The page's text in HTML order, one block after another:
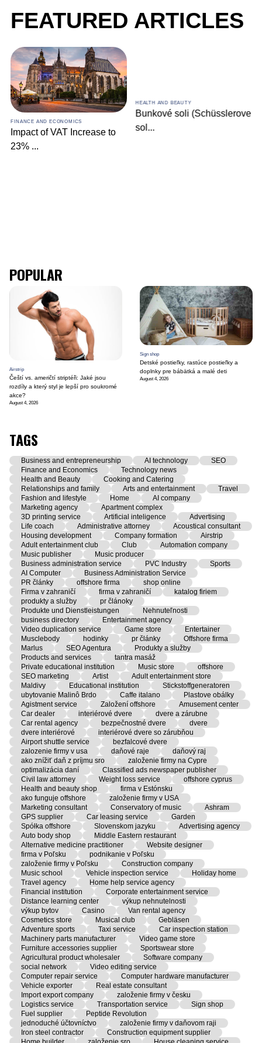
FEATURED ARTICLES
FINANCE AND ECONOMICS
Impact of VAT Increase to
23% ...
HEALTH AND BEAUTY
Bunkové soli (Schüsslerove
sol ...
POPULAR
Airstrip
Čeští vs. američtí striptéři: Jaké jsou
rozdíly a který styl je lepší pro soukromé
akce?
August 4, 2026
Sign shop
Detské postieľky, rastúce postieľky a
doplnky pre bábätká a malé deti
August 4, 2026
TAGS
Business and entrepreneurship AI technology
SEO
Finance and Economics
Technology news
Health and Beauty
Cooking and Catering
Relationships and family
Arts and entertainment
Travel
Fashion and lifestyle
Home
AI company
Marketing agency
Apartment complex
3D printing service
Artificial inteligence
Advertising
Life coach
Administrative attorney
Acoustical consultant
Housing development
Company formation
Airstrip
Adult entertainment club
Club
Automation company
Music publisher
Music producer
Business administration service
PVC Industry
Sports
AI Computer
Business Administration Service
PR články
offshore firma
shop online
Firma v zahraničí
firma v zahraničí
katalog firiem
produkty a služby
pr článoky
Produkte und Dienstleistungen
Nehnuteľnosti
business directory
Entertainment agency
Video duplication service
Game store
Entertainer
Musclebody
hodinky pr články
Offshore firma
Marlus
SEO Agentura
Produkty a služby
Products and services
tantra masáž
Private educational institution
Music store
offshore
SEO marketing
Artist
Adult entertainment store
Maldivy
Educational institution
Stickstoffgeneratoren
ubytovanie Malinô Brdo
Caffe italano
Plastove obálky
Agistment service
Založení offshore
Amusement center
Car dealer
interiérové dvere
dvere a zárubne
Car rental agency
bezpečnostné dvere
dvere
dvere interiérové
interiérové dvere so zárubňou
Airport shuttle service
bezfalcové dvere
zalozenie firmy v usa
daňové raje
daňový raj
ako znížiť daň z príjmu sro
založenie firmy na Cypre
optimalizácia daní
Classified ads newspaper publisher
Civil law attorney
Weight loss service
offshore cyprus
Health and beauty shop
firma v Estónsku
ako funguje offshore
založenie firmy v USA
Marketing consultant
Conservatory of music
Ashram
GPS supplier
Car leasing service
Garden
Spółka offshore
Slovenskom jazyku
Advertising agency
Auto body shop
Middle Eastern restaurant
Alternative medicine practitioner
Website designer
firma v Poľsku
podnikanie v Poľsku
založenie firmy v Poľsku
Construction company
Music school
Vehicle inspection service
Holiday home
Travel agency
Home help service agency
Financial institution
Corporate entertainment service
Distance learning center
výkup nehnutelnosti
výkup bytov
Casino
Van rental agency
Cosmetics store
Musical club
Gebläsen
Adventure sports
Taxi service
Car inspection station
Machinery parts manufacturer
Video game store
Furniture accessories supplier
Sportswear store
Agricultural product wholesaler
Software company
social network
Video editing service
Computer repair service
Computer hardware manufacturer
Vehicle exporter
Real estate consultant
Import export company
založenie firmy v česku
Logistics service
Transportation service
Sign shop
Fuel supplier
Peptide Revolution
jednoduché účtovníctvo
založenie firmy v daňovom raji
Iron steel contractor
Construction equipment supplier